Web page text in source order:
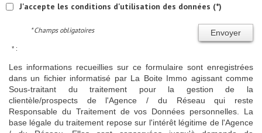
J'accepte les conditions d'utilisation des données (*)
Envoyer
* Champs obligatoires
* :
Les informations recueillies sur ce formulaire sont enregistrées
dans un fichier informatisé par La Boite Immo agissant comme
Sous-traitant du traitement pour la gestion de la
clientèle/prospects de l'Agence / du Réseau qui reste
Responsable du Traitement de vos Données personnelles. La
base légale du traitement repose sur l'intérêt légitime de l'Agence